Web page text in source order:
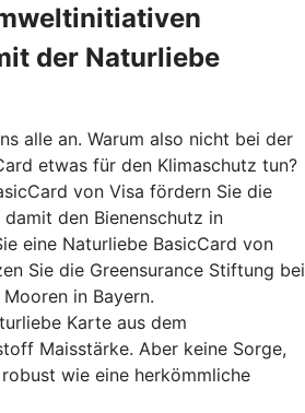
der Naturliebe
alle an. Warum also nicht bei der
etwas für den Klimaschutz tun?
von Visa fördern Sie die
den Bienenschutz in
eine Naturliebe BasicCard von
Sie die Greensurance Stiftung bei
in Bayern.
Karte aus dem
Maisstärke. Aber keine Sorge,
wie eine herkömmliche